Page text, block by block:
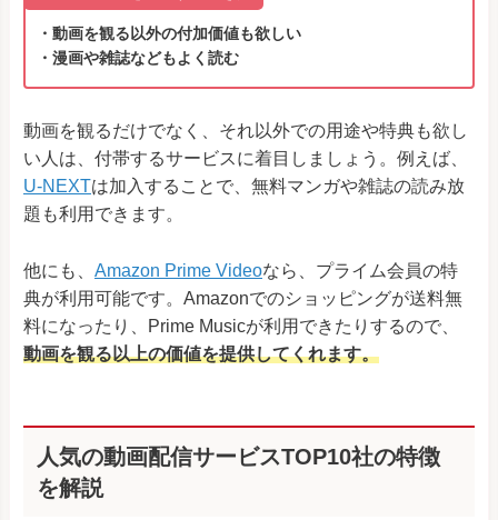
・動画を観る以外の付加価値も欲しい
・漫画や雑誌などもよく読む
動画を観るだけでなく、それ以外での用途や特典も欲し
い人は、付帯するサービスに着目しましょう。例えば、
U-NEXTは加入することで、無料マンガや雑誌の読み放
題も利用できます。
他にも、 Amazon Prime Videoなら、プライム会員の特
典が利用可能です。Amazonでのショッピングが送料無
料になったり、Prime Musicが利用できたりするので、
動画を観る以上の価値を提供してくれます。
人気の動画配信サービスTOP10社の特徴
を解説